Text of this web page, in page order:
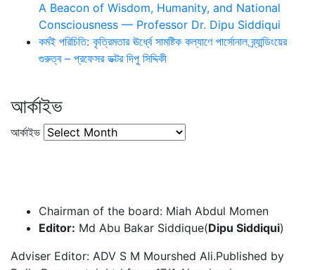
A Beacon of Wisdom, Humanity, and National
Consciousness — Professor Dr. Dipu Siddiqui
কর্মই পরিচিতি: কৃত্রিমতার ঊর্ধ্বে সামষ্টিক কল্যাণে পার্সোনাল ব্র্যান্ডিংয়ের
গুরুত্ব – প্রফেসর ডক্টর দিপু সিদ্দিকী
আর্কাইভ
আর্কাইভ
Chairman of the board: Miah Abdul Momen
Editor: Md Abu Bakar Siddique(Dipu Siddiqui)
Adviser Editor: ADV S M Mourshed Ali.Published by